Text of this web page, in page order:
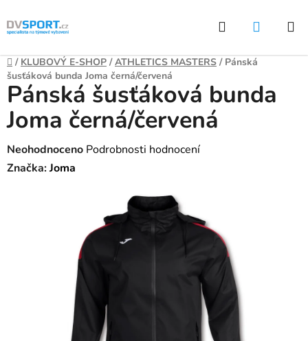
Přejít
na
Hledat
Domů
/ KLUBOVÝ E-SHOP / ATHLETICS MASTERS / Pánská
šusťáková bunda Joma černá/červená
Pánská šusťáková bunda
Joma černá/červená
Průměrné
hodnocení
Neohodnoceno Podrobnosti hodnocení
Značka:Joma